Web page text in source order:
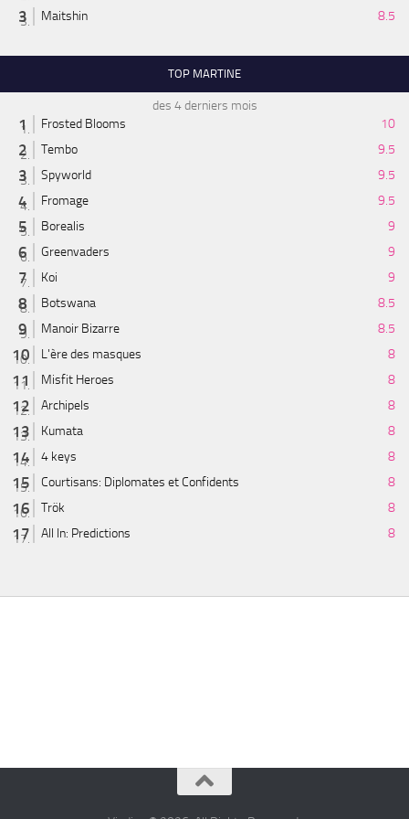
Maitshin
8.5
TOP MARTINE
des 4 derniers mois
Frosted Blooms
10
Tembo
9.5
Spyworld
9.5
Fromage
9.5
Borealis
9
Greenvaders
9
Koi
9
Botswana
8.5
Manoir Bizarre
8.5
L'ère des masques
8
Misfit Heroes
8
Archipels
8
Kumata
8
4 keys
8
Courtisans: Diplomates et Confidents
8
Trök
8
All In: Predictions
8